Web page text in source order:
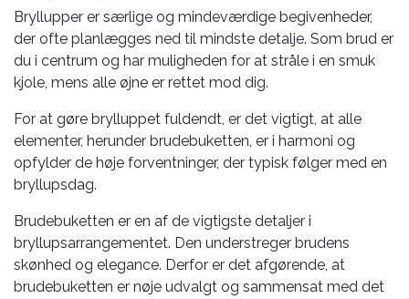
Bryllupper er særlige og mindeværdige begivenheder,
der ofte planlægges ned til mindste detalje. Som brud er
du i centrum og har muligheden for at stråle i en smuk
kjole, mens alle øjne er rettet mod dig.
For at gøre brylluppet fuldendt, er det vigtigt, at alle
elementer, herunder brudebuketten, er i harmoni og
opfylder de høje forventninger, der typisk følger med en
bryllupsdag.
Brudebuketten er en af de vigtigste detaljer i
bryllupsarrangementet. Den understreger brudens
skønhed og elegance. Derfor er det afgørende, at
brudebuketten er nøje udvalgt og sammensat med det